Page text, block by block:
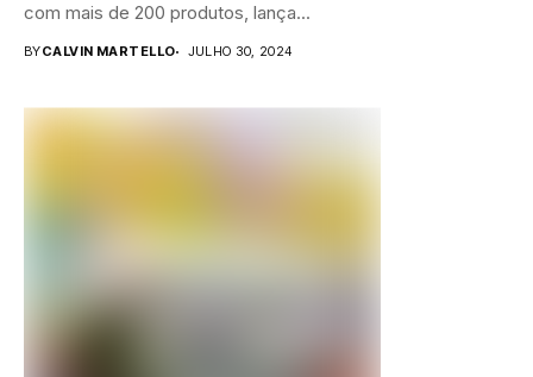
com mais de 200 produtos, lança...
BYCALVIN MARTELLO JULHO 30, 2024